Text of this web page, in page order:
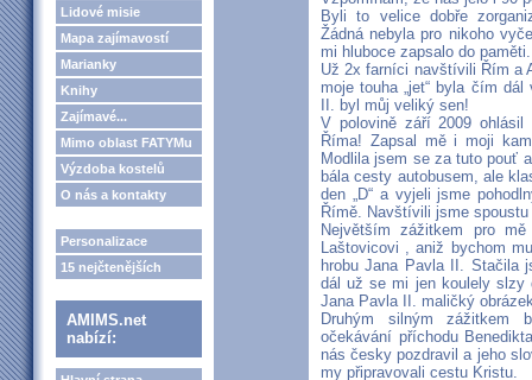
Lidové misie
Mapa zajímavostí
Marianky
Knihy
Zajímavé...
Mimo oblast FATYMu
Výzdoba kostelů
O nás a kontakty
Personalizace
15 nejčtenějších
AMIMS.net
nabízí:
Byli to velice dobře
Žádná nebyla pro nikoho
mi hluboce zapsalo do paměti.
Už 2x farníci navštívili Řím a
moje touha „jet“ byla čím
II. byl můj veliký sen!
V polovině září 2009
Říma! Zapsal mě i moji
Modlila jsem se za tuto pouť
bála cesty autobusem, ale
den „D“ a vyjeli jsme
Římě. Navštívili jsme
Největším zážitkem pro
Laštovicovi , aniž bychom
hrobu Jana Pavla II. Stačila
dál už se mi jen koulely
Jana Pavla II. maličký
Druhým silným zážitkem
očekávání příchodu
nás česky pozdravil a jeho
my připravovali cestu Kristu.